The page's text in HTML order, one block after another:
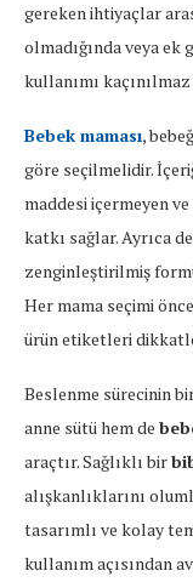
gereken ihtiyaçlar
olmadığında veya ek
kullanımı
Bebek maması,
göre seçilmelidir.
maddesi içermeyen
katkı sağlar. Ayrıca
zenginleştirilmiş
Her mama seçimi
ürün etiketleri
Beslenme sürecinin
anne sütü hem de
araçtır. Sağlıklı bir
alışkanlıklarını
tasarımlı ve kolay
kullanım açısından